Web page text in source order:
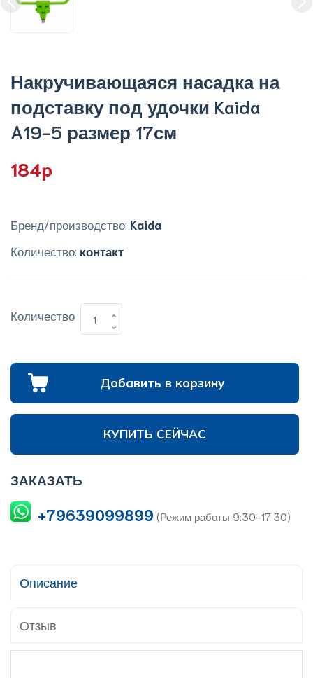
Накручивающаяся насадка на
подставку под удочки Kaida
A19-5 размер 17см
184p
Бренд/производство: Kaida
Количество: контакт
Количество
Добавить в корзину
КУПИТЬ СЕЙЧАС
ЗАКАЗАТЬ
+79639099899 (Режим работы 9:30-17:30)
Описание
Отзыв